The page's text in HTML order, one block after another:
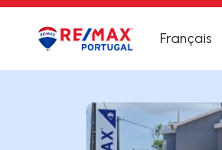
Logo Aller à la page d’accueil
Français